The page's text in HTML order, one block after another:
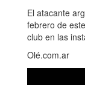
El atacante
febrero de
club en las
Olé.com.ar